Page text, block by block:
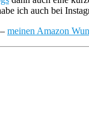
ich auch bei
meinen Amazon